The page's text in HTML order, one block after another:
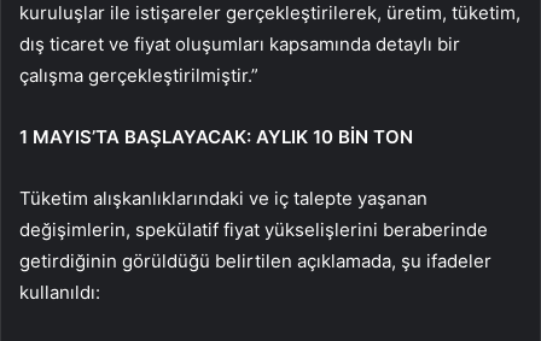
kuruluşlar ile istişareler gerçekleştirilerek, üretim, tüketim,
dış ticaret ve fiyat oluşumları kapsamında detaylı bir
çalışma gerçekleştirilmiştir.”
1 MAYIS’TA BAŞLAYACAK: AYLIK 10 BİN TON
Tüketim alışkanlıklarındaki ve iç talepte yaşanan
değişimlerin, spekülatif fiyat yükselişlerini beraberinde
getirdiğinin görüldüğü belirtilen açıklamada, şu ifadeler
kullanıldı: